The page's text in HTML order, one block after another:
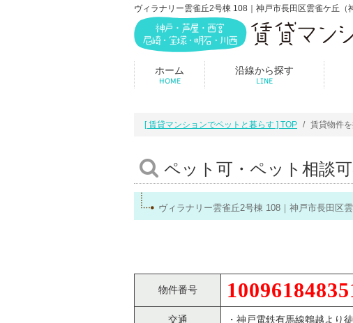
ヴィラナリー雲雀丘2号棟 108｜神戸市長田区雲雀ケ丘
ホーム
HOME
沿線から探す
LINE
[ 賃貸マンションでペットと暮らす ] TOP 賃貸物件
ペット可・ペット相談
ヴィラナリー雲雀丘2号棟 108｜神戸市長田区
物件番号
交通 ・神戸電鉄有馬線鵯越より